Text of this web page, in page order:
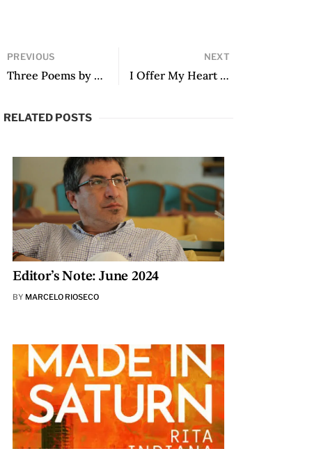
PREVIOUS
Three Poems by Negma Coy
NEXT
I Offer My Heart as a Target: Translator’s Note by Lawrence Schimel
RELATED POSTS
Editor’s Note: June 2024
BY MARCELO RIOSECO